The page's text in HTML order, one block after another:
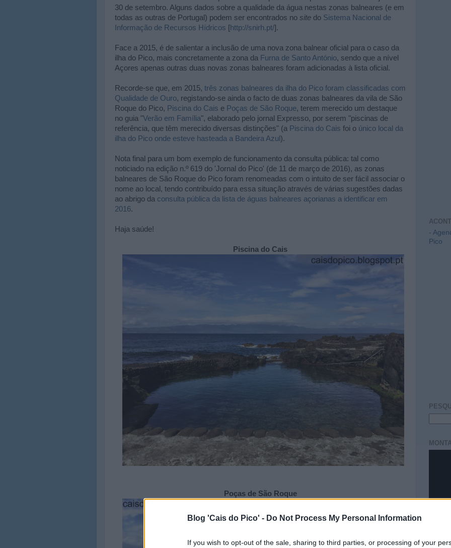
Blog 'Cais do Pico' - Do Not Process My Personal Information
If you wish to opt-out of the sale, sharing to third parties, or processing of your
30 de setembro. Alguns dados sobre a qualidade da água nestas zonas balneares (e em
todas as outras de Portugal) podem ser encontrados no site do Sistema Nacional de
Informação de Recursos Hídricos [http://snirh.pt/].
Face a 2015, é de salientar a inclusão de uma nova zona balnear oficial para o caso da
ilha do Pico, mais concretamente a zona da Furna de Santo António, sendo que a nível
Açores apenas outras duas novas zonas balneares foram adicionadas à lista oficial.
Recorde-se que, em 2015, três zonas balneares da ilha do Pico foram classificadas com
Qualidade de Ouro, registando-se ainda o facto de duas zonas balneares da vila de São
Roque do Pico, Piscina do Cais e Poças de São Roque, terem merecido um destaque
no guia "Verão em Família", elaborado pelo jornal Expresso, por serem "piscinas de
referência, que têm merecido diversas distinções" (a Piscina do Cais foi o único local da
ilha do Pico onde esteve hasteada a Bandeira Azul ).
Nota final para um bom exemplo de funcionamento da consulta pública: tal como
noticiado na edição n.º 619 do 'Jornal do Pico' (de 11 de março de 2016), as zonas
balneares de São Roque do Pico foram renomeadas com o intuito de ser fácil associar o
nome ao local, tendo contribuído para essa situação através de várias sugestões dadas
ao abrigo da consulta pública da lista de águas balneares açorianas a identificar em
2016.
Haja saúde!
Piscina do Cais
Poças de São Roque
-
Pico